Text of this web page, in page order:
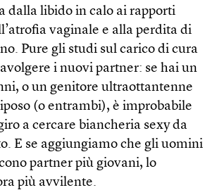
dalla libido in calo ai rapporti
vaginale e alla perdita di
Pure gli studi sul carico di cura
i nuovi partner: se hai un
o un genitore ultraottantenne
(o entrambi), è improbabile
a cercare biancheria sexy da
E se aggiungiamo che gli uomini
partner più giovani, lo
più avvilente.